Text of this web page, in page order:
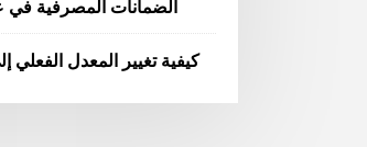
الضمانات المصرفية في
كيفية تغيير المعدل الفعلي